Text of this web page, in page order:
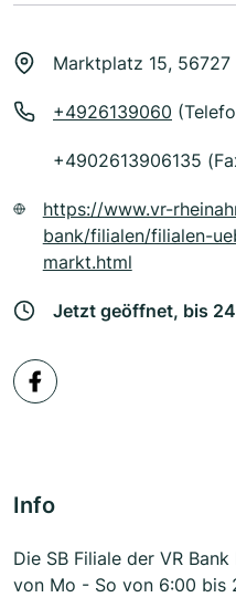
Marktplatz 15, 56727
+4926139060
+4902613906135
https://www.vr-
bank/filialen/filialen-
markt.html
Jetzt geöffnet, bis
Info
Die SB Filiale der VR
von Mo - So von 6:00 bis